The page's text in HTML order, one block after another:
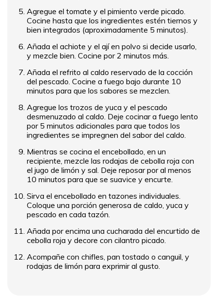
Agregue el tomate y el pimiento verde picado.
Cocine hasta que los ingredientes estén tiernos y
bien integrados (aproximadamente 5 minutos).
Añada el achiote y el ají en polvo si decide usarlo,
y mezcle bien. Cocine por 2 minutos más.
Añada el refrito al caldo reservado de la cocción
del pescado. Cocine a fuego bajo durante 10
minutos para que los sabores se mezclen.
Agregue los trozos de yuca y el pescado
desmenuzado al caldo. Deje cocinar a fuego lento
por 5 minutos adicionales para que todos los
ingredientes se impregnen del sabor del caldo.
Mientras se cocina el encebollado, en un
recipiente, mezcle las rodajas de cebolla roja con
el jugo de limón y sal. Deje reposar por al menos
10 minutos para que se suavice y encurte.
Sirva el encebollado en tazones individuales.
Coloque una porción generosa de caldo, yuca y
pescado en cada tazón.
Añada por encima una cucharada del encurtido de
cebolla roja y decore con cilantro picado.
Acompañe con chifles, pan tostado o canguil, y
rodajas de limón para exprimir al gusto.